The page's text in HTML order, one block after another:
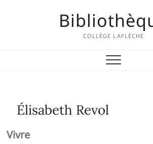
COLLÈGE LAFLÈCHE
Élisabeth Revol
Vivre